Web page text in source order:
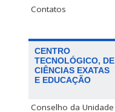
Contatos
CENTRO
TECNOLÓGICO, DE
CIÊNCIAS EXATAS
E EDUCAÇÃO
Conselho da Unidade